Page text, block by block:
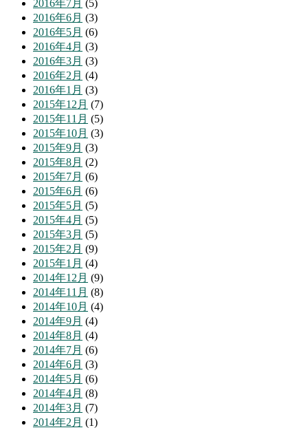
2016年7月 (5)
2016年6月 (3)
2016年5月 (6)
2016年4月 (3)
2016年3月 (3)
2016年2月 (4)
2016年1月 (3)
2015年12月 (7)
2015年11月 (5)
2015年10月 (3)
2015年9月 (3)
2015年8月 (2)
2015年7月 (6)
2015年6月 (6)
2015年5月 (5)
2015年4月 (5)
2015年3月 (5)
2015年2月 (9)
2015年1月 (4)
2014年12月 (9)
2014年11月 (8)
2014年10月 (4)
2014年9月 (4)
2014年8月 (4)
2014年7月 (6)
2014年6月 (3)
2014年5月 (6)
2014年4月 (8)
2014年3月 (7)
2014年2月 (1)